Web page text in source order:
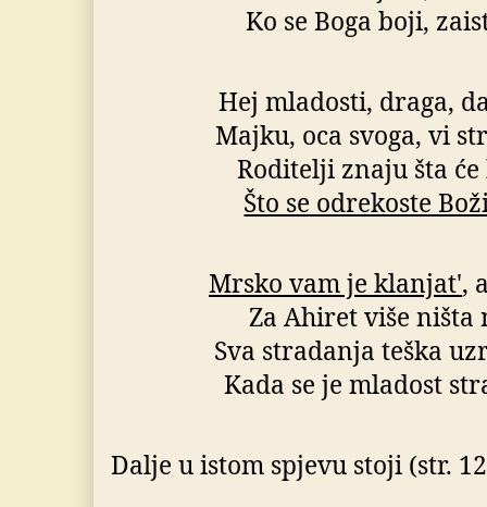
Ko se Boga boji,
Hej mladosti, draga,
Majku, oca svoga, vi
Roditelji znaju šta
Što se odrekoste
Mrsko vam je klanjat',
Za Ahiret više ništa
Sva stradanja teška
Kada se je mladost
Dalje u istom spjevu stoji (str.